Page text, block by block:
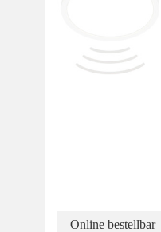
Online bestellbar